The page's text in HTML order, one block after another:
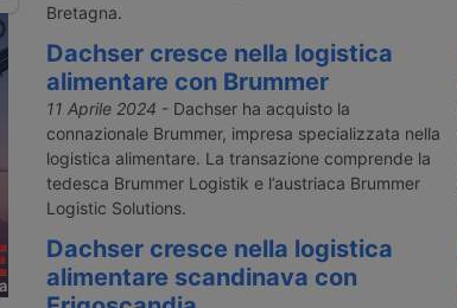
Bretagna.
Dachser cresce nella logistica
alimentare con Brummer
11 Aprile 2024 - Dachser ha acquisto la
connazionale Brummer, impresa specializzata nella
logistica alimentare. La transazione comprende la
tedesca Brummer Logistik e l’austriaca Brummer
Logistic Solutions.
Dachser cresce nella logistica
alimentare scandinava con